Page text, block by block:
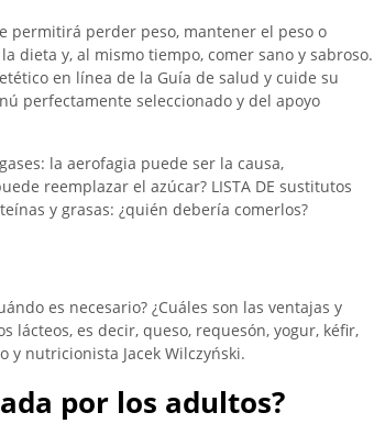
permitirá perder peso, mantener el peso o
dieta y, al mismo tiempo, comer sano y sabroso.
en línea de la Guía de salud y cuide su
perfectamente seleccionado y del apoyo
la aerofagia puede ser la causa,
reemplazar el azúcar? LISTA DE sustitutos
y grasas: ¿quién debería comerlos?
es necesario? ¿Cuáles son las ventajas y
lácteos, es decir, queso, requesón, yogur, kéfir,
y nutricionista Jacek Wilczyński.
por los adultos?